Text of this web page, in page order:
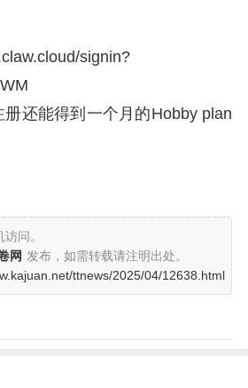
signin?
还能得到一个月的Hobby plan
问。
网 发布，如需转载请注明出处。
ttnews/2025/04/12638.html